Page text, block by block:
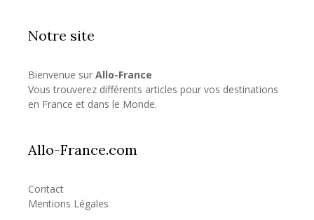
Notre site
Bienvenue sur Allo-France
Vous trouverez différents articles pour vos destinations
en France et dans le Monde.
Allo-France.com
Contact
Mentions Légales